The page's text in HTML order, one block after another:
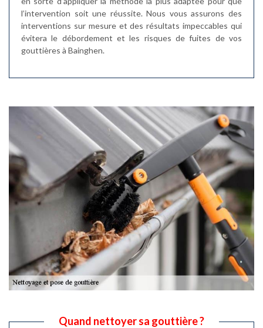
l’intervention soit une réussite. Nous vous assurons des
interventions sur mesure et des résultats impeccables qui
évitera le débordement et les risques de fuites de vos
gouttières à Bainghen.
Quand nettoyer sa gouttière ?